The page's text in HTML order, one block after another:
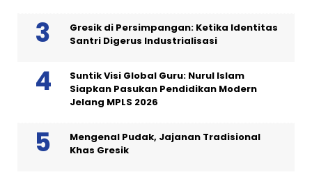
Gresik di Persimpangan: Ketika Identitas
Santri Digerus Industrialisasi
Suntik Visi Global Guru: Nurul Islam
Siapkan Pasukan Pendidikan Modern
Jelang MPLS 2026
Mengenal Pudak, Jajanan Tradisional
Khas Gresik